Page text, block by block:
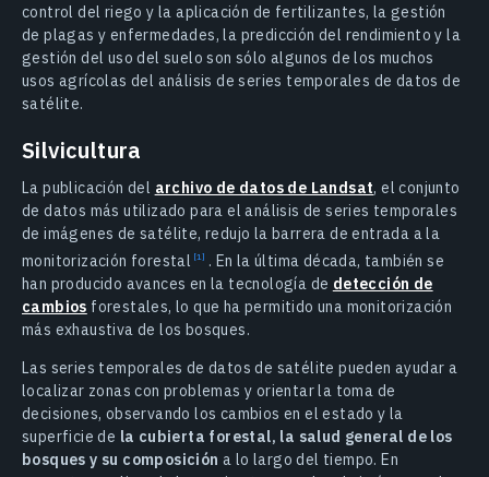
control del riego y la aplicación de fertilizantes, la gestión
de plagas y enfermedades, la predicción del rendimiento y la
gestión del uso del suelo son sólo algunos de los muchos
usos agrícolas del análisis de series temporales de datos de
satélite.
Silvicultura
La publicación del archivo de datos de Landsat, el conjunto
de datos más utilizado para el análisis de series temporales
de imágenes de satélite, redujo la barrera de entrada a la
monitorización forestal . En la última década, también se
han producido avances en la tecnología de detección de
cambios forestales, lo que ha permitido una monitorización
más exhaustiva de los bosques.
Las series temporales de datos de satélite pueden ayudar a
localizar zonas con problemas y orientar la toma de
decisiones, observando los cambios en el estado y la
superficie de la cubierta forestal, la salud general de los
bosques y su composición a lo largo del tiempo. En